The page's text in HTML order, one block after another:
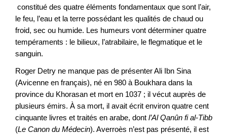
constitué des quatre éléments fondamentaux que sont l’air,
le feu, l’eau et la terre possédant les qualités de chaud ou
froid, sec ou humide. Les humeurs vont déterminer quatre
tempéraments : le bilieux, l’atrabilaire, le flegmatique et le
sanguin.
Roger Detry ne manque pas de présenter Ali Ibn Sina
(Avicenne en français), né en 980 à Boukhara dans la
province du Khorasan et mort en 1037 ; il vécut auprès de
plusieurs émirs. À sa mort, il avait écrit environ quatre cent
cinquante livres et traités en arabe, dont l’Al Qanûn fi al-Tibb
(Le Canon du Médecin). Averroès n’est pas présenté, il est